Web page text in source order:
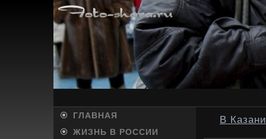
ГЛАВНАЯ
ЖИЗНЬ В РОССИИ
В